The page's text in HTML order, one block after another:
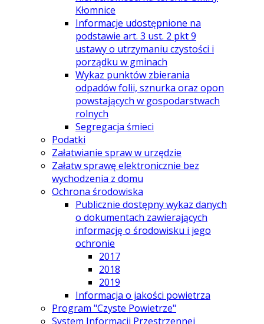
Kłomnice
Informacje udostępnione na
podstawie art. 3 ust. 2 pkt 9
ustawy o utrzymaniu czystości i
porządku w gminach
Wykaz punktów zbierania
odpadów folii, sznurka oraz opon
powstających w gospodarstwach
rolnych
Segregacja śmieci
Podatki
Załatwianie spraw w urzędzie
Załatw sprawę elektronicznie bez
wychodzenia z domu
Ochrona środowiska
Publicznie dostępny wykaz danych
o dokumentach zawierających
informację o środowisku i jego
ochronie
2017
2018
2019
Informacja o jakości powietrza
Program "Czyste Powietrze"
System Informacji Przestrzennej